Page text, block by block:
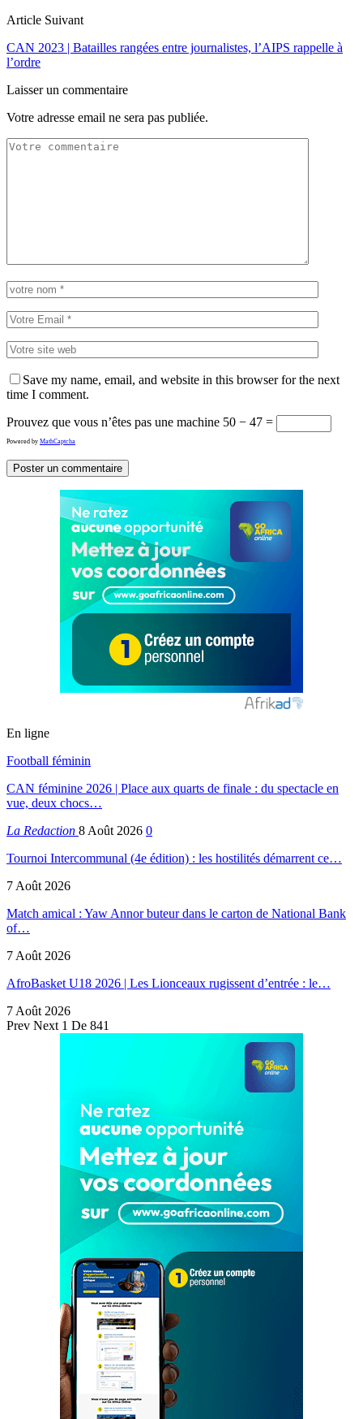
Article Suivant
CAN 2023 | Batailles rangées entre journalistes, l’AIPS rappelle à
l’ordre
Laisser un commentaire
Votre adresse email ne sera pas publiée.
Save my name, email, and website in this browser for the next
time I comment.
Prouvez que vous n’êtes pas une machine 50 − 47 =
Powered by MathCaptcha
En ligne
Football féminin
CAN féminine 2026 | Place aux quarts de finale : du spectacle en
vue, deux chocs…
La Redaction 8 Août 2026 0
Tournoi Intercommunal (4e édition) : les hostilités démarrent ce…
7 Août 2026
Match amical : Yaw Annor buteur dans le carton de National Bank
of…
7 Août 2026
AfroBasket U18 2026 | Les Lionceaux rugissent d’entrée : le…
7 Août 2026
Prev Next 1 De 841